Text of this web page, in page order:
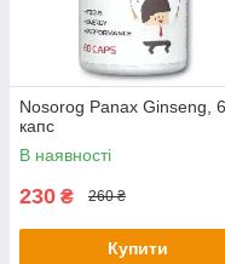
Nosorog Panax Ginseng,
капс
В наявності
230 ₴ 260 ₴
Купити